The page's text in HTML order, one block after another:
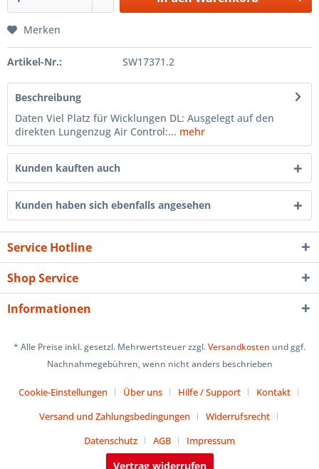
Merken
Artikel-Nr.: SW17371.2
Beschreibung
Daten Viel Platz für Wicklungen DL: Ausgelegt auf den
direkten Lungenzug Air Control:... mehr
Kunden kauften auch
Kunden haben sich ebenfalls angesehen
Service Hotline
Shop Service
Informationen
* Alle Preise inkl. gesetzl. Mehrwertsteuer zzgl.Versandkosten und ggf.
Nachnahmegebühren, wenn nicht anders beschrieben
Cookie-Einstellungen Über uns Hilfe / Support
Kontakt
Versand und Zahlungsbedingungen
Widerrufsrecht
Datenschutz
AGB Impressum
Vertrag widerrufen